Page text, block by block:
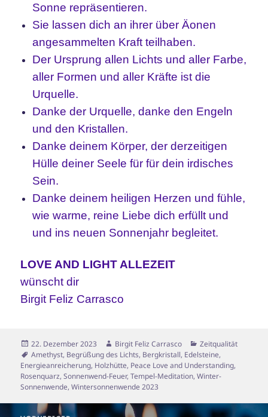
Sonne repräsentieren.
Sie lassen dich an ihrer über Äonen
angesammelten Kraft teilhaben.
Der Ursprung allen Lichts und aller Farbe,
aller Formen und aller Kräfte ist die
Urquelle.
Danke der Urquelle, danke den Engeln
und den Kristallen.
Danke deinem Körper, der derzeitigen
Hülle deiner Seele für für dein irdisches
Sein.
Danke deinem heiligen Herzen und fühle,
wie warme, reine Liebe dich erfüllt und
und ins neuen Sonnenjahr begleitet.
LOVE AND LIGHT ALLEZEIT
wünscht dir
Birgit Feliz Carrasco
Veröffentlicht
am
22. Dezember 2023 Autor
Birgit Feliz Carrasco Kategorien
Zeitqualität
Schlagwörter
Amethyst, Begrüßung des Lichts, Bergkristall, Edelsteine,
Energieanreicherung, Holzhütte, Peace Love and Understanding,
Rosenquarz,Sonnenwend-Feuer,Tempel-Meditation,Winter-
Sonnenwende,Wintersonnenwende 2023
Beitragsnavigation